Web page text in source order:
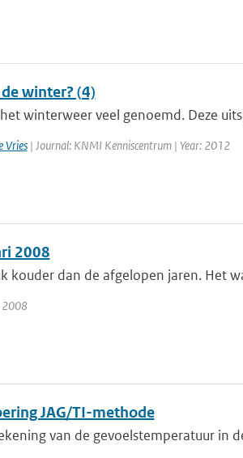
winter? (4)
winterweer veel genoemd. Deze
Vries| Journal: KNMI Kenniscentrum | Year: 2012
2008
kouder dan de afgelopen jaren. Het
2008
JAG/TI-methode
van de gevoelstemperatuur in